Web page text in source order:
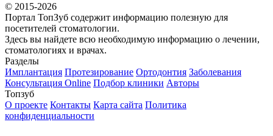
© 2015-2026
Портал ТопЗуб содержит информацию полезную для
посетителей стоматологии.
Здесь вы найдете всю необходимую информацию о лечении,
стоматологиях и врачах.
Разделы
Имплантация Протезирование Ортодонтия Заболевания
Консультация Online Подбор клиники Авторы
Топзуб
О проекте Контакты Карта сайта Политика
конфиденциальности